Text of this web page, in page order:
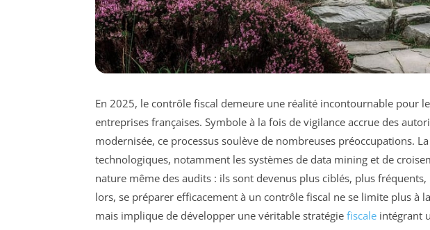
En 2025, le contrôle fiscal demeure une réalité incontournable pour
entreprises françaises. Symbole à la fois de vigilance accrue des
modernisée, ce processus soulève de nombreuses préoccupations.
technologiques, notamment les systèmes de data mining et de
nature même des audits : ils sont devenus plus ciblés, plus
lors, se préparer efficacement à un contrôle fiscal ne se limite plus à
mais implique de développer une véritable stratégie fiscale intégrant